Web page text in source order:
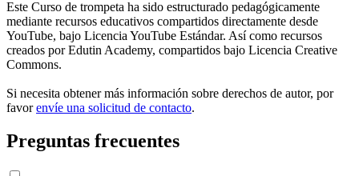
Este Curso de trompeta ha sido estructurado pedagógicamente
mediante recursos educativos compartidos directamente desde
YouTube, bajo Licencia YouTube Estándar. Así como recursos
creados por Edutin Academy, compartidos bajo Licencia Creative
Commons.
Si necesita obtener más información sobre derechos de autor, por
favorenvíe una solicitud de contacto.
Preguntas frecuentes